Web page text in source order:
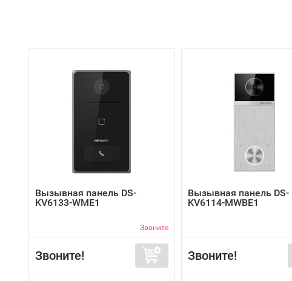
Вызывная панель DS-
KV6133-WME1
Звоните
Звоните!
Вызывная панель DS-
KV6114-MWBE1
Звоните!